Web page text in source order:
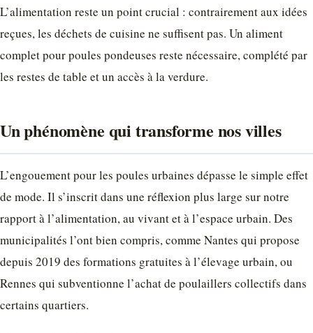
L’alimentation reste un point crucial : contrairement aux idées
reçues, les déchets de cuisine ne suffisent pas. Un aliment
complet pour poules pondeuses reste nécessaire, complété par
les restes de table et un accès à la verdure.
Un phénomène qui transforme nos villes
L’engouement pour les poules urbaines dépasse le simple effet
de mode. Il s’inscrit dans une réflexion plus large sur notre
rapport à l’alimentation, au vivant et à l’espace urbain. Des
municipalités l’ont bien compris, comme Nantes qui propose
depuis 2019 des formations gratuites à l’élevage urbain, ou
Rennes qui subventionne l’achat de poulaillers collectifs dans
certains quartiers.